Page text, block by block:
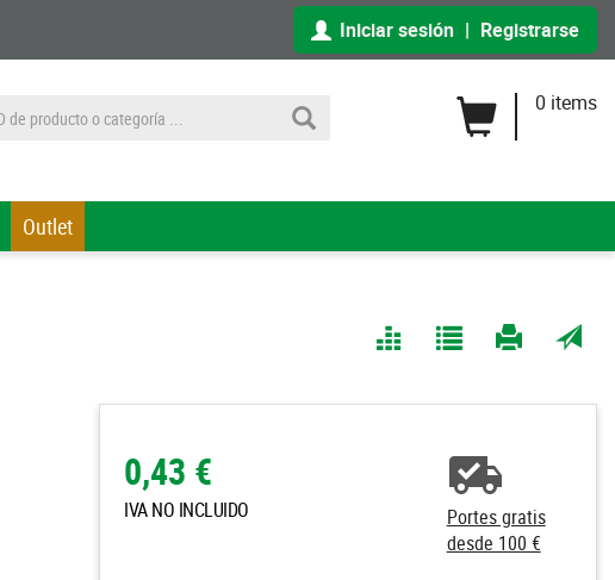
Iniciar sesión | Registrarse
0 items
Outlet
0,43 €
IVA NO INCLUIDO
Portes gratis
desde 100 €